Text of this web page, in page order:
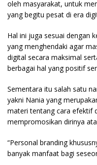
oleh masyarakat, untuk
yang begitu pesat di era
Hal ini juga sesuai dengan
yang menghendaki agar
digital secara maksimal
berbagai hal yang positif
Sementara itu salah satu
yakni Nania yang
materi tentang cara efektif
mempromosikan dirinya
“Personal branding
banyak manfaat bagi